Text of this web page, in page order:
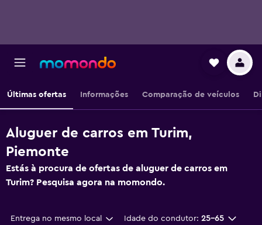
Últimas ofertas Informações Comparação de veículos
Aluguer de carros em Turim,
Piemonte
Estás à procura de ofertas de aluguer de carros em
Turim? Pesquisa agora na momondo.
Entrega no mesmo local Idade do condutor: 25-65